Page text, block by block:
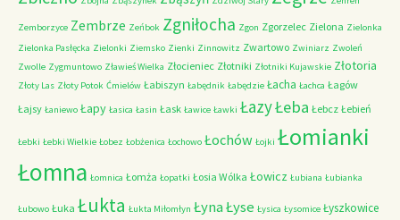
Zemborzyce Zembrze Zeńbok Zgniłocha Zgon Zgorzelec Zielona Zielonka
Zielonka Pasłęcka Zielonki Ziemsko Zienki Zinnowitz Zwartowo Zwiniarz Zwoleń
Zwolle Zygmuntowo Zławieś Wielka Złocieniec Złotniki Złotniki Kujawskie Złotoria
Złoty Las Złoty Potok Ćmielów Łabiszyn Łabędnik Łabędzie Łacha Łachca Łagów
Łajsy Łaniewo Łapy Łasica Łasin Łask Ławice Ławki ŁazyŁeba Łebcz Łebień
Łebki Łebki Wielkie Łobez Łobżenica Łochowo Łochów Łojki Łomianki
Łomna Łomnica Łomża Łopatki Łosia Wólka Łowicz Łubiana Łubianka
Łubowo Łuka Łukta Łukta Miłomłyn ŁynaŁyse Łysica Łysomice Łyszkowice